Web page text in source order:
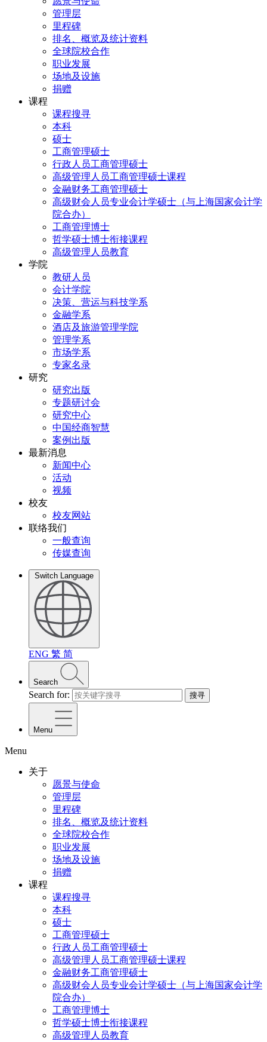
管理层
里程碑
排名、概览及统计资料
全球院校合作
职业发展
场地及设施
捐赠
课程
课程搜寻
本科
硕士
工商管理硕士
行政人员工商管理硕士
高级管理人员工商管理硕士课程
金融财务工商管理硕士
高级财会人员专业会计学硕士（与上海国家会计学
院合办）
工商管理博士
哲学硕士博士衔接课程
高级管理人员教育
学院
教研人员
会计学院
决策、营运与科技学系
金融学系
酒店及旅游管理学院
管理学系
市场学系
专家名录
研究
研究出版
专题研讨会
研究中心
中国经商智慧
案例出版
最新消息
新闻中心
活动
视频
校友
校友网站
联络我们
一般查询
传媒查询
Switch Language
ENG 繁 简
Search
Search for: 搜寻
Menu
Menu
关于
愿景与使命
管理层
里程碑
排名、概览及统计资料
全球院校合作
职业发展
场地及设施
捐赠
课程
课程搜寻
本科
硕士
工商管理硕士
行政人员工商管理硕士
高级管理人员工商管理硕士课程
金融财务工商管理硕士
高级财会人员专业会计学硕士（与上海国家会计学
院合办）
工商管理博士
哲学硕士博士衔接课程
高级管理人员教育